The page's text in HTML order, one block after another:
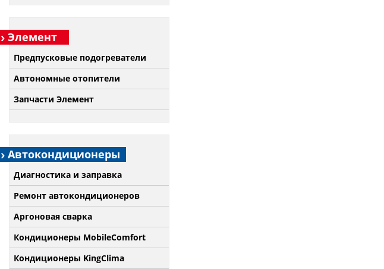
Элемент
Предпусковые подогреватели
Автономные отопители
Запчасти Элемент
Автокондиционеры
Диагностика и заправка
Ремонт автокондиционеров
Аргоновая сварка
Кондиционеры MobileComfort
Кондиционеры KingClima